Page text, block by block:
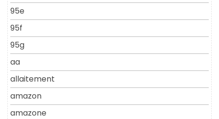
95e
95f
95g
aa
allaitement
amazon
amazone